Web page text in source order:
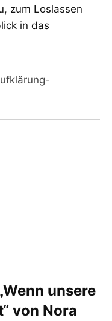
zum Loslassen
in das
unsere
von Nora